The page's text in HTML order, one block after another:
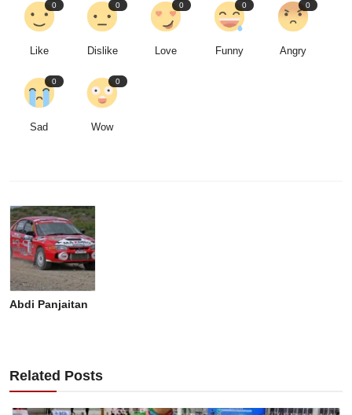
0
Like
0
Dislike
0
Love
0
Funny
0
Angry
0
Sad
0
Wow
Abdi Panjaitan
Related Posts